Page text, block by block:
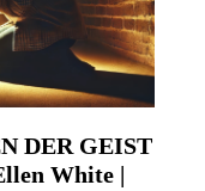
DER GEIST
White |